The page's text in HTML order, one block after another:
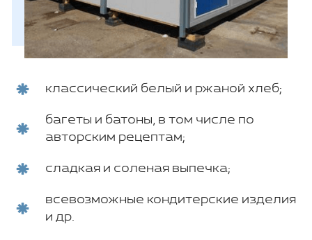
классический белый и ржаной хлеб;
багеты и батоны, в том числе по
авторским рецептам;
сладкая и соленая выпечка;
всевозможные кондитерские изделия
и др.